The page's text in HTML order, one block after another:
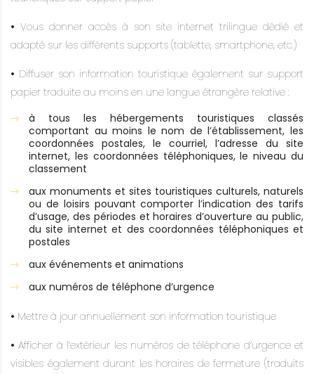
• Vous donner accès à son site internet trilingue dédié et
adapté sur les différents supports (tablette, smartphone, etc.)
• Diffuser son information touristique également sur support
papier traduite au moins en une langue étrangère relative :
à tous les hébergements touristiques classés
comportant au moins le nom de l’établissement, les
coordonnées postales, le courriel, l’adresse du site
internet, les coordonnées téléphoniques, le niveau du
classement
aux monuments et sites touristiques culturels, naturels
ou de loisirs pouvant comporter l’indication des tarifs
d’usage, des périodes et horaires d’ouverture au public,
du site internet et des coordonnées téléphoniques et
postales
aux événements et animations
aux numéros de téléphone d’urgence
• Mettre à jour annuellement son information touristique
• Afficher à l’extérieur les numéros de téléphone d’urgence et
visibles également durant les horaires de fermeture (traduits